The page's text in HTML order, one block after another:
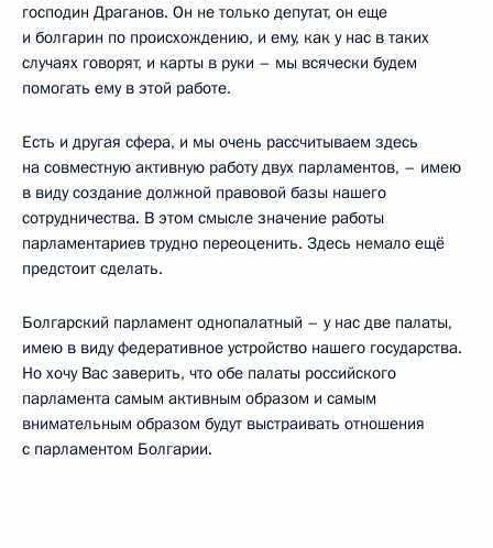
господин Драганов. Он не только депутат, он еще
и болгарин по происхождению, и ему, как у нас в таких
случаях говорят, и карты в руки – мы всячески будем
помогать ему в этой работе.
Есть и другая сфера, и мы очень рассчитываем здесь
на совместную активную работу двух парламентов, – имею
в виду создание должной правовой базы нашего
сотрудничества. В этом смысле значение работы
парламентариев трудно переоценить. Здесь немало ещё
предстоит сделать.
Болгарский парламент однопалатный – у нас две палаты,
имею в виду федеративное устройство нашего государства.
Но хочу Вас заверить, что обе палаты российского
парламента самым активным образом и самым
внимательным образом будут выстраивать отношения
с парламентом Болгарии.